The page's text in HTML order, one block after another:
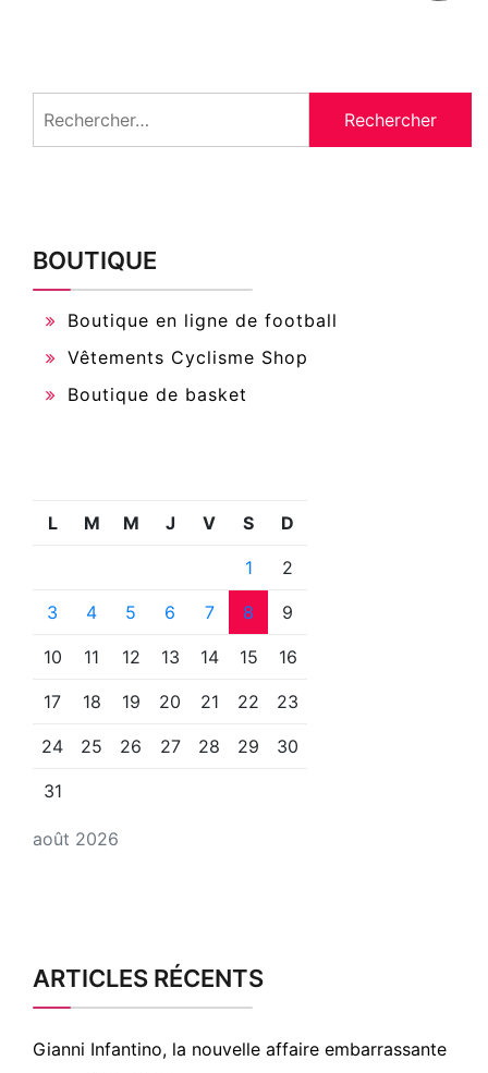
BOUTIQUE
Boutique en ligne de football
Vêtements Cyclisme Shop
Boutique de basket
août 2026
L M M J V S D
1 2
3 4 5 6 7 8 9
10 11 12 13 14 15 16
17 18 19 20 21 22 23
24 25 26 27 28 29 30
31
ARTICLES RÉCENTS
Gianni Infantino, la nouvelle affaire embarrassante